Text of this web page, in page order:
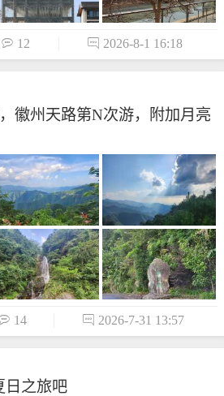
 12  2026-8-1 16:18
徽州天路第N次游，附加月亮
14  2026-7-31 13:57
日之旅吧